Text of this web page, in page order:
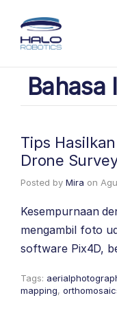
Bahasa
Tips
Drone
Posted by Mira on
Kesempurnaan
mengambil foto
software Pix4D,
Tags:
mapping,